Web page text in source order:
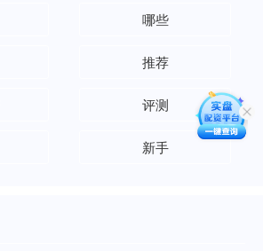
哪些
推荐
评测
新手